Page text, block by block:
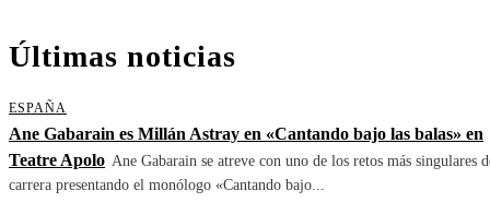
Últimas noticias
ESPAÑA
Ane Gabarain es Millán Astray en «Cantando bajo las balas» en
Teatre Apolo Ane Gabarain se atreve con uno de los retos más singulares
carrera presentando el monólogo «Cantando bajo...